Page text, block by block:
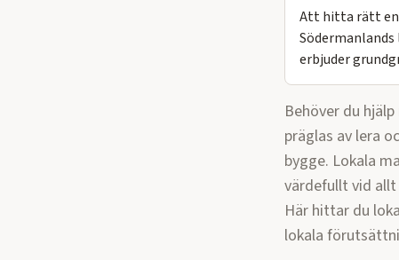
Att hitta rätt
erbjuder
Behöver du
präglas av lera
bygge. Lokala
värdefullt vid
Här hittar du
lokala